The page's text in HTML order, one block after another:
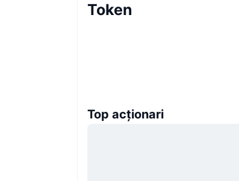
Token
Top acționari